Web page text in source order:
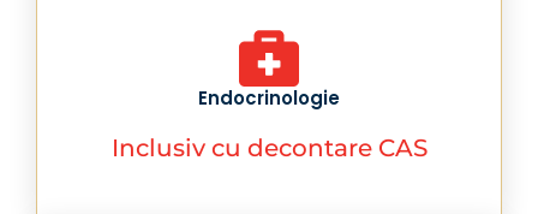
Endocrinologie
Inclusiv cu decontare CAS